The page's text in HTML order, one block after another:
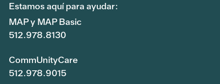
Estamos aquí para ayudar:
MAP y MAP Basic
512.978.8130
CommUnityCare
512.978.9015